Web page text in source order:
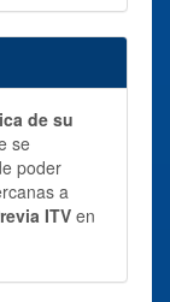
de su
se
poder
a
ITVen